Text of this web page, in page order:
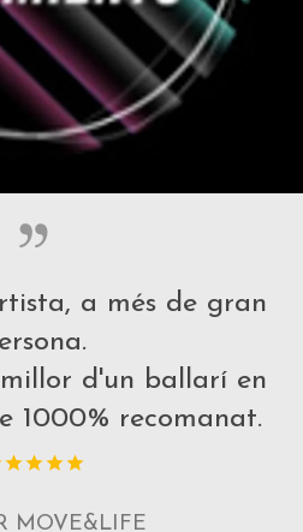
a més de gran
d'un ballarí en
1000% recomanat.
MOVE&LIFE